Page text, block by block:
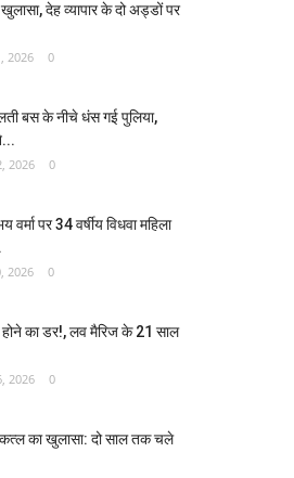
देह व्यापार के दो अड्डों पर
2026 0
बस के नीचे धंस गई पुलिया,
2026 0
वर्मा पर 34 वर्षीय विधवा महिला
2026 0
होने का डर!, लव मैरिज के 21 साल
2026 0
का खुलासा: दो साल तक चले